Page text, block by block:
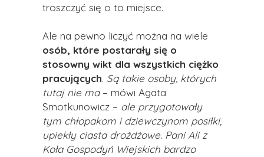
troszczyć się o to miejsce.
Ale na pewno liczyć można na wiele
osób, które postarały się o
stosowny wikt dla wszystkich ciężko
pracujących. Są takie osoby, których
tutaj nie ma– mówi Agata
Smotkunowicz – ale przygotowały
tym chłopakom i dziewczynom posiłki,
upiekły ciasta drożdżowe. Pani Ali z
Koła Gospodyń Wiejskich bardzo